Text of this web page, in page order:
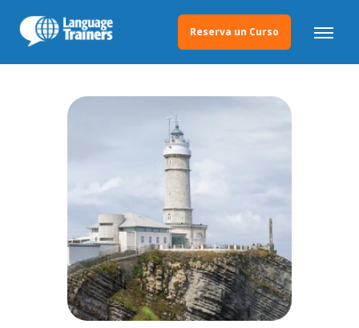
Reserva un Curso